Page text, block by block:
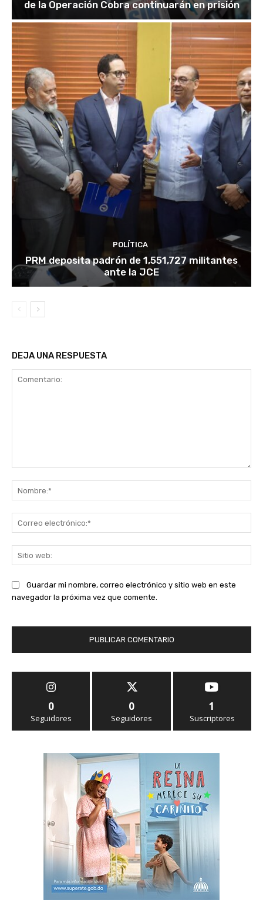
de la Operación Cobra continuarán en prisión
POLÍTICA
PRM deposita padrón de 1,551,727 militantes
ante la JCE
DEJA UNA RESPUESTA
Guardar mi nombre, correo electrónico y sitio web en este
navegador la próxima vez que comente.
0
Seguidores
0
Seguidores
1
Suscriptores